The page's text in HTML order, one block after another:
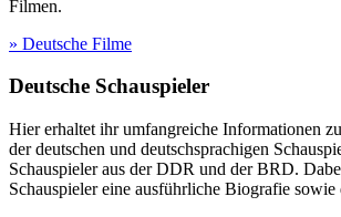
Filmen.
» Deutsche Filme
Deutsche Schauspieler
Hier erhaltet ihr umfangreiche Informationen
der deutschen und deutschsprachigen
Schauspieler aus der DDR und der BRD.
Schauspieler eine ausführliche Biografie